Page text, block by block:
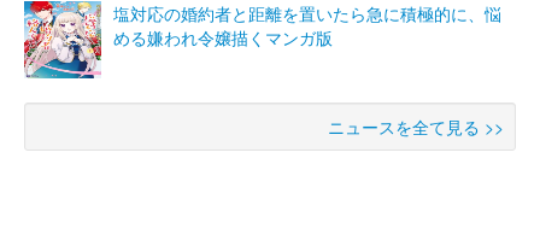
塩対応の婚約者と距離を置いたら急に積極的に、悩
める嫌われ令嬢描くマンガ版
ニュースを全て見る >>